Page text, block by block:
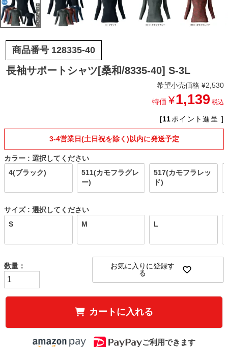
商品番号 128335-40
長袖サポートシャツ[桑和/8335-40] S-3L
希望小売価格 ¥2,530
特価 ¥1,139 税込
[11ポイント進呈 ]
3-4営業日(土日祝を除く)以内に発送予定
カラー
選択してください
4(ブラック)
511(カモフラグレ
ー)
517(カモフラレッ
ド)
サイズ
選択してください
S
M L
お気に入りに登録す
る
カートに入れる
ご利用できます